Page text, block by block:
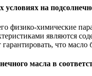
на
физико-химические
являются
что масло
масла в